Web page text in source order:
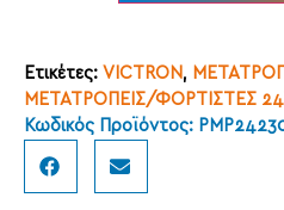
Ετικέτες: VICTRON ,
ΜΕΤΑΤΡΟΠΕΙΣ/ΦΟΡΤΙΣΤΕΣ
Κωδικός Προϊόντος: